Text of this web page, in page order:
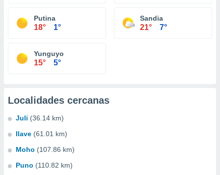
Putina
18° 1°
Sandia
21° 7°
Yunguyo
15° 5°
Localidades cercanas
Juli (36.14 km)
Ilave (61.01 km)
Moho (107.86 km)
Puno (110.82 km)